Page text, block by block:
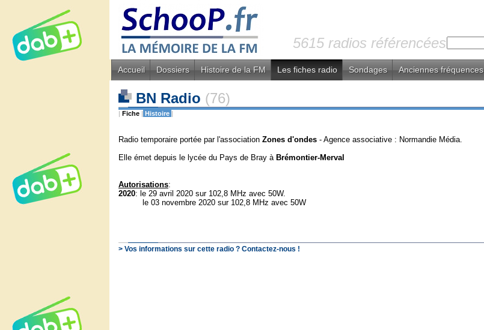
5615 radios référencées
Accueil Dossiers Histoire de la FM Les fiches radio Sondages Anciennes fréquences
BN Radio (76)
| Fiche | Histoire |
Radio temporaire portée par l'association Zones d'ondes - Agence associative : Normandie Média.
Elle émet depuis le lycée du Pays de Bray àBrémontier-Merval
Autorisations:
2020: le 29 avril 2020 sur 102,8 MHz avec 50W.
le 03 novembre 2020 sur 102,8 MHz avec 50W
> Vos informations sur cette radio ? Contactez-nous !